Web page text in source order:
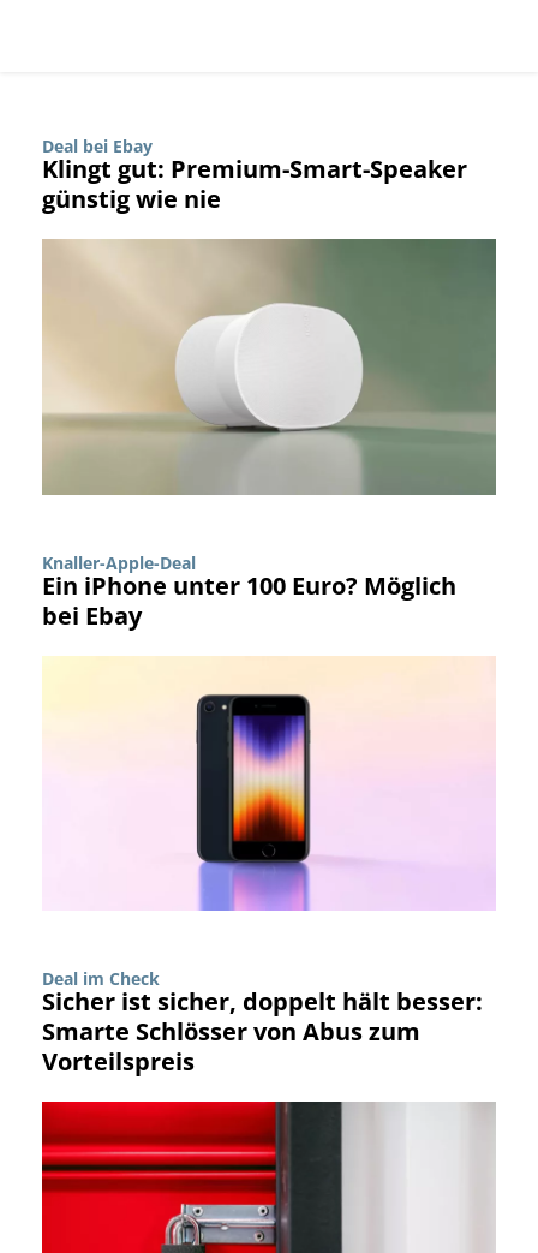
Deal bei Ebay
Klingt gut: Premium-Smart-Speaker
günstig wie nie
Knaller-Apple-Deal
Ein iPhone unter 100 Euro? Möglich
bei Ebay
Deal im Check
Sicher ist sicher, doppelt hält besser:
Smarte Schlösser von Abus zum
Vorteilspreis